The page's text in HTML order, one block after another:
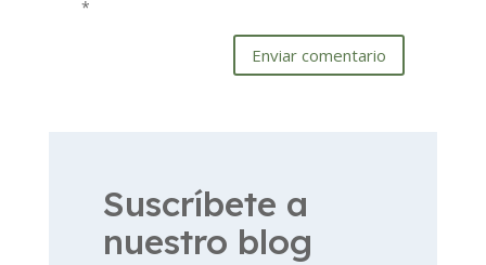
*
Enviar comentario
Suscríbete a
nuestro blog